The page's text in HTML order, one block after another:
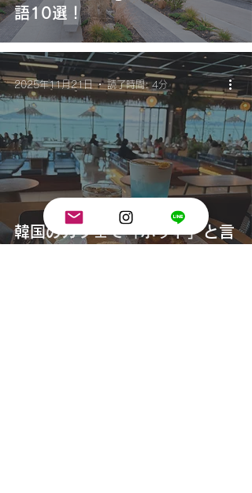
語10選！
韓国のカフェで「ホット」と言
2025年11月21日 読了時間: 4分